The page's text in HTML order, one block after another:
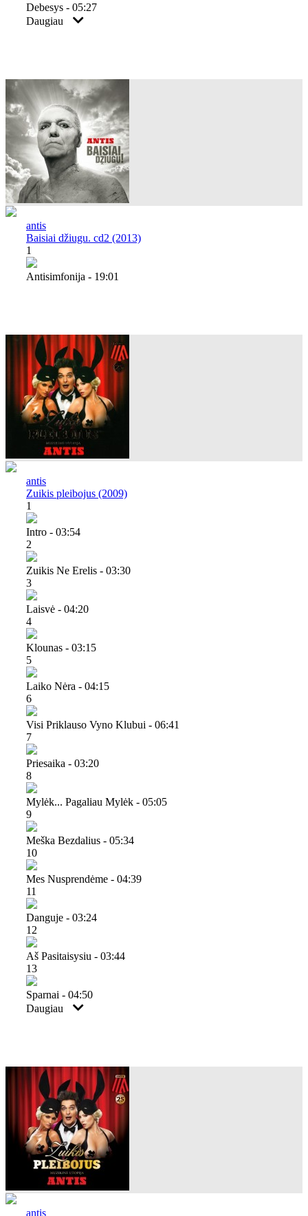
Debesys - 05:27
Daugiau
antis
Baisiai džiugu. cd2 (2013)
1
Antisimfonija - 19:01
antis
Zuikis pleibojus (2009)
1
Intro - 03:54
2
Zuikis Ne Erelis - 03:30
3
Laisvė - 04:20
4
Klounas - 03:15
5
Laiko Nėra - 04:15
6
Visi Priklauso Vyno Klubui - 06:41
7
Priesaika - 03:20
8
Mylėk... Pagaliau Mylėk - 05:05
9
Meška Bezdalius - 05:34
10
Mes Nusprendėme - 04:39
11
Danguje - 03:24
12
Aš Pasitaisysiu - 03:44
13
Sparnai - 04:50
Daugiau
antis